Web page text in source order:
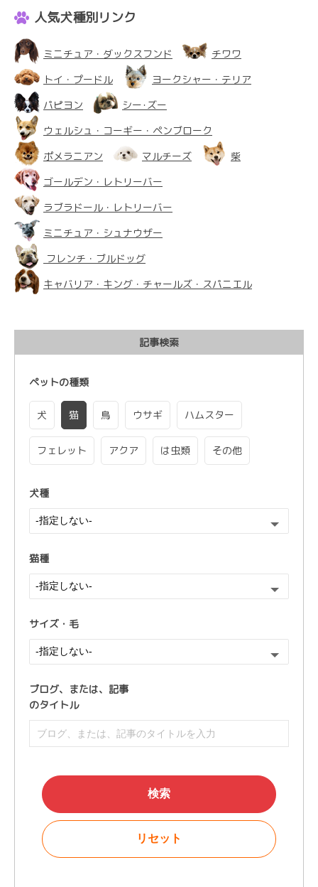
人気犬種別リンク
ミニチュア・ダックスフンド
チワワ
トイ・プードル
ヨークシャー・テリア
パピヨン
シー･ズー
ウェルシュ・コーギー・ペンブローク
ポメラニアン
マルチーズ
柴
ゴールデン・レトリーバー
ラブラドール・レトリーバー
ミニチュア・シュナウザー
フレンチ・ブルドッグ
キャバリア・キング・チャールズ・スパニエル
記事検索
ペットの種類
犬 猫 鳥 ウサギ ハムスター
フェレット アクア は虫類 その他
犬種
猫種
サイズ・毛
ブログ、または、 記事
のタイトル